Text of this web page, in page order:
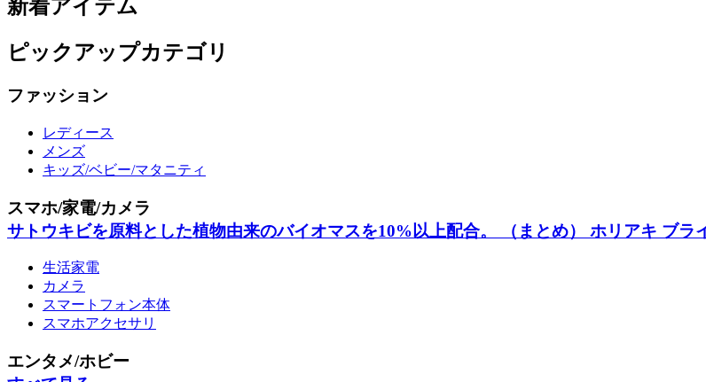
新着アイテム
ピックアップカテゴリ
ファッション
レディース
メンズ
キッズ/ベビー/マタニティ
スマホ/家電/カメラ
サトウキビを原料とした植物由来のバイオマスを10%以上配合。 （まとめ） ホリアキ ブラ
生活家電
カメラ
スマートフォン本体
スマホアクセサリ
エンタメ/ホビー